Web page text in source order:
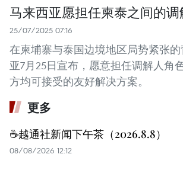
马来西亚愿担任柬泰之间的调
25/07/2025 07:16
在柬埔寨与泰国边境地区局势紧张
亚7月25日宣布，愿意担任调解人角
方均可接受的友好解决方案。
更多
☕️越通社新闻下午茶（2026.8.8）
08/08/2026 12:12